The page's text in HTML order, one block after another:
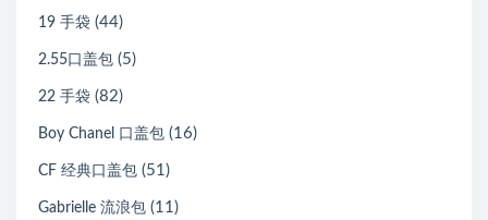
19 手袋 (44)
2.55口盖包 (5)
22 手袋 (82)
Boy Chanel 口盖包 (16)
CF 经典口盖包 (51)
Gabrielle 流浪包 (11)